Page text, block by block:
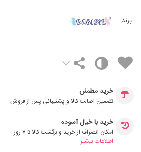
برند:
خرید مطمئن
تضمین اصالت کالا و پشتیبانی پس از فروش
خرید با خیال آسوده
امکان انصراف از خرید و برگشت کالا تا ۷ روز
اطلاعات بیشتر